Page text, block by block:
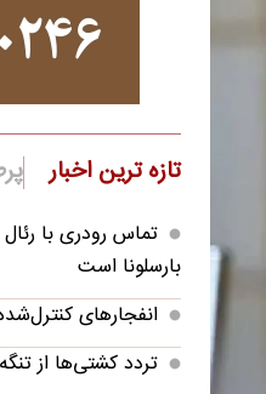
تازه ترین اخبار
تماس رودری با
بارسلونا است
انفجارهای
تردد کشتی‌ها از